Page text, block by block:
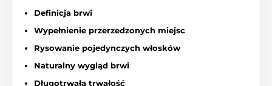
Definicja brwi
Wypełnienie przerzedzonych miejsc
Rysowanie pojedynczych włosków
Naturalny wygląd brwi
Długotrwała trwałość